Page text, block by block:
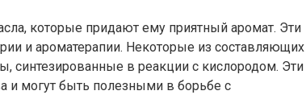
которые придают ему приятный аромат. Эти
и ароматерапии. Некоторые из составляющих
синтезированные в реакции с кислородом. Эти
и могут быть полезными в борьбе с